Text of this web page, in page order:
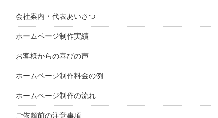
会社案内・代表あいさつ
ホームページ制作実績
お客様からの喜びの声
ホームページ制作料金の例
ホームページ制作の流れ
ご依頼前の注意事項